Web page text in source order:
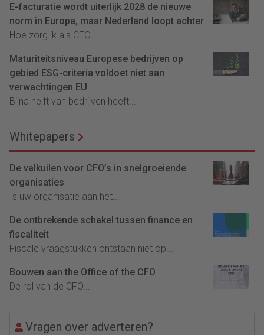
E-facturatie wordt uiterlijk 2028 de nieuwe
norm in Europa, maar Nederland loopt achter
Hoe zorg ik als CFO...
Maturiteitsniveau Europese bedrijven op
gebied ESG-criteria voldoet niet aan
verwachtingen EU
Bijna helft van bedrijven heeft...
Whitepapers
De valkuilen voor CFO’s in snelgroeiende
organisaties
Is uw organisatie aan het...
De ontbrekende schakel tussen finance en
fiscaliteit
Fiscale vraagstukken ontstaan niet op...
Bouwen aan the Office of the CFO
De rol van de CFO...
Vragen over adverteren?